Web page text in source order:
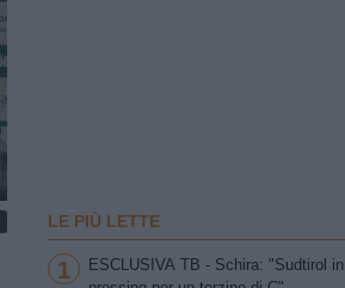
LE PIÙ LETTE
1
ESCLUSIVA TB - Schira: "Sudtirol in